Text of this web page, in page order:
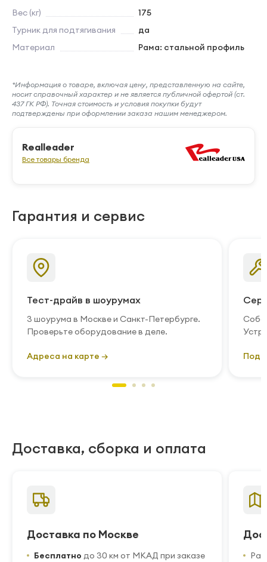
Вес (кг)
175
Турник для подтягивания
да
Материал
Рама: стальной профиль
*Информация о товаре, включая цену, представленную на сайте,
носит справочный характер и не является публичной офертой (ст.
437 ГК РФ). Точная стоимость и условия покупки будут
подтверждены при оформлении заказа нашим менеджером.
Realleader
Все товары бренда
Гарантия и сервис
Тест-драйв в шоурумах
3 шоурума в Москве и Санкт-Петербурге.
Проверьте оборудование в деле.
Адреса на карте →
Доставка, сборка и оплата
Доставка по Москве
Бесплатно до 30 км от МКАД при заказе